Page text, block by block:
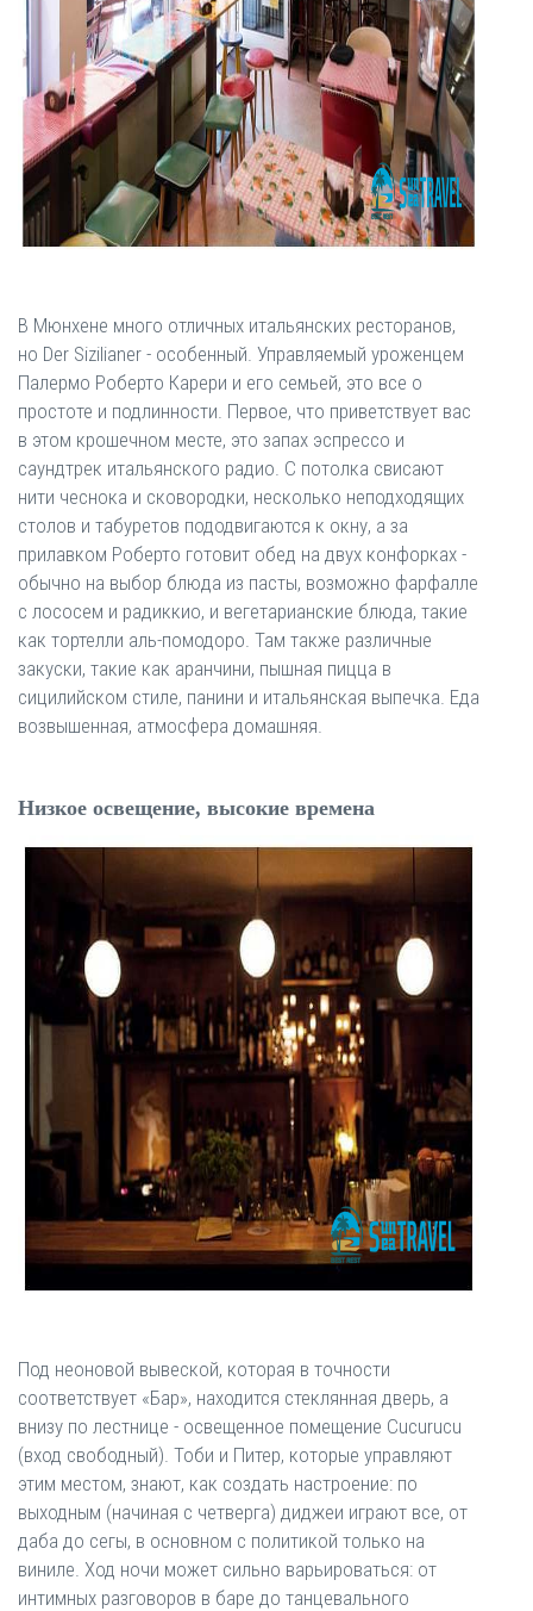
В Мюнхене много отличных итальянских ресторанов,
но Der Sizilianer - особенный. Управляемый уроженцем
Палермо Роберто Карери и его семьей, это все о
простоте и подлинности. Первое, что приветствует вас
в этом крошечном месте, это запах эспрессо и
саундтрек итальянского радио. С потолка свисают
нити чеснока и сковородки, несколько неподходящих
столов и табуретов пододвигаются к окну, а за
прилавком Роберто готовит обед на двух конфорках -
обычно на выбор блюда из пасты, возможно фарфалле
с лососем и радиккио, и вегетарианские блюда, такие
как тортелли аль-помодоро. Там также различные
закуски, такие как аранчини, пышная пицца в
сицилийском стиле, панини и итальянская выпечка. Еда
возвышенная, атмосфера домашняя.
Низкое освещение, высокие времена
Под неоновой вывеской, которая в точности
соответствует «Бар», находится стеклянная дверь, а
внизу по лестнице - освещенное помещение Cucurucu
(вход свободный). Тоби и Питер, которые управляют
этим местом, знают, как создать настроение: по
выходным (начиная с четверга) диджеи играют все, от
даба до сегы, в основном с политикой только на
виниле. Ход ночи может сильно варьироваться: от
интимных разговоров в баре до танцевального